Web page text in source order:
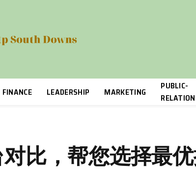
FINANCE LEADERSHIP MARKETING
PUBLIC-
比，帮您选择最